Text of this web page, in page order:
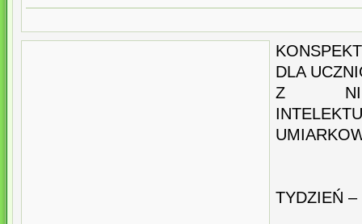
DLA
Z
TYDZIEŃ